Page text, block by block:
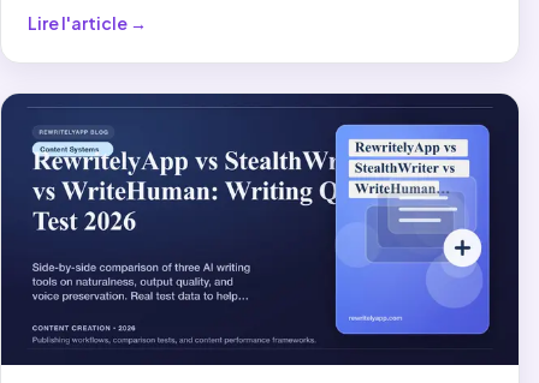
Lire l'article→